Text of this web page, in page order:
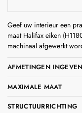
Geef uw interieur een
maat Halifax eiken
machinaal afgewerkt
AFMETINGEN INGEVEN
MAXIMALE MAAT
STRUCTUURRICHTING